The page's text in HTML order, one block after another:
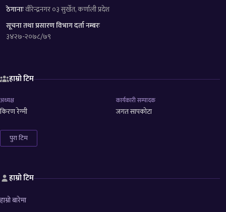
ठेगानाःवीरेन्द्रनगर ०३ सुर्खेत, कर्णाली प्रदेश
सूचना तथा प्रसारण विभाग दर्ता नम्बरः
३४२७-२०७८/७९
हाम्रो टिम
अध्यक्ष
किरण रेग्मी
कार्यकारी सम्पादक
जगत सापकोटा
पुरा टिम
हाम्रो टिम
हाम्रो बारेमा